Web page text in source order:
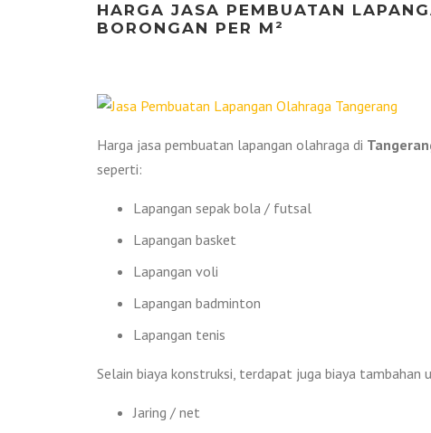
HARGA JASA PEMBUATAN
BORONGAN PER M²
Harga jasa pembuatan lapangan olahraga di
seperti:
Lapangan sepak bola / futsal
Lapangan basket
Lapangan voli
Lapangan badminton
Lapangan tenis
Selain biaya konstruksi, terdapat juga biaya tambahan
Jaring / net